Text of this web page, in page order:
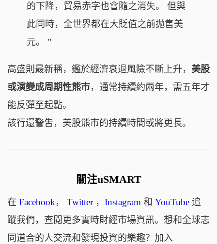
的下降，貿易赤字也會隨之消失。
但與
此同時，全世界都在大貶值之前拋售美
元。
”
高盛則最新稱，鑑於經濟衰退風險不斷上升， 美股
或演變成周期性熊市，通常持續約兩年，需五年才
能反彈至起點。
該行還警吿，美股熊市的持續時間或將更長。
關注uSMART
在 Facebook， Twitter， Instagram和 YouTube追
蹤我們，查閱更多實時財經市場資訊。想和全球志
同道合的人交流和發現投資的樂趣？加入